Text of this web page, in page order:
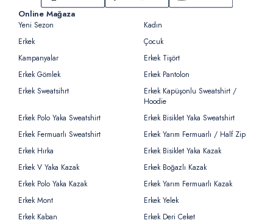
Online Mağaza
Yeni Sezon
Kadın
Erkek
Çocuk
Kampanyalar
Erkek Tişört
Erkek Gömlek
Erkek Pantolon
Erkek Sweatsihrt
Erkek Kapüşonlu Sweatshirt /
Hoodie
Erkek Polo Yaka Sweatshirt
Erkek Bisiklet Yaka Sweatshirt
Erkek Fermuarlı Sweatshirt
Erkek Yarım Fermuarlı / Half Zip
Erkek Hırka
Erkek Bisiklet Yaka Kazak
Erkek V Yaka Kazak
Erkek Boğazlı Kazak
Erkek Polo Yaka Kazak
Erkek Yarım Fermuarlı Kazak
Erkek Mont
Erkek Yelek
Erkek Kaban
Erkek Deri Ceket